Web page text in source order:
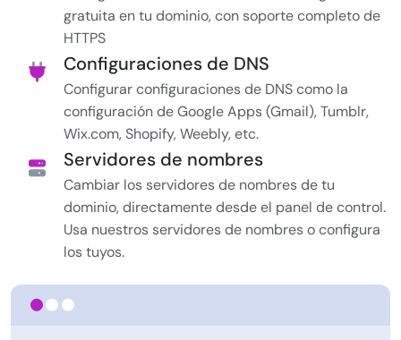
gratuita en tu dominio, con soporte completo de
HTTPS
Configuraciones de DNS
Configurar configuraciones de DNS como la
configuración de Google Apps (Gmail), Tumblr,
Wix.com, Shopify, Weebly, etc.
Servidores de nombres
Cambiar los servidores de nombres de tu
dominio, directamente desde el panel de control.
Usa nuestros servidores de nombres o configura
los tuyos.